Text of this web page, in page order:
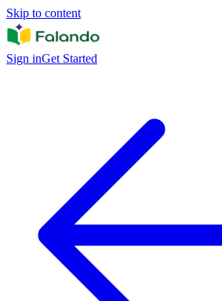
Skip to content
Sign inGet Started